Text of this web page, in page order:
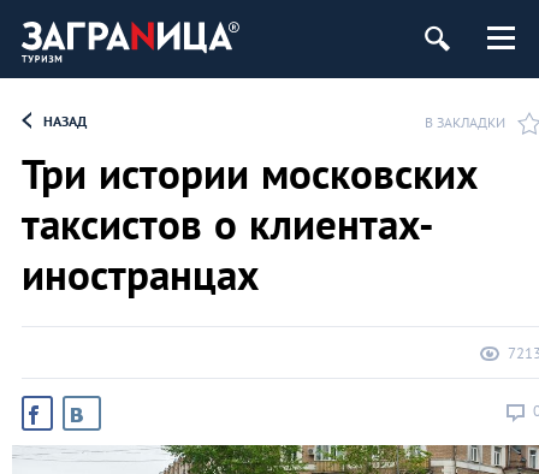
НАЗАД В ЗАКЛАДКИ
Три истории московских
таксистов о клиентах-
иностранцах